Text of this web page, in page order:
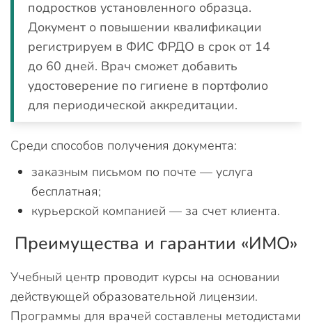
подростков установленного образца.
Документ о повышении квалификации
регистрируем в ФИС ФРДО в срок от 14
до 60 дней. Врач сможет добавить
удостоверение по гигиене в портфолио
для периодической аккредитации.
Среди способов получения документа:
заказным письмом по почте — услуга
бесплатная;
курьерской компанией — за счет клиента.
Преимущества и гарантии «ИМО»
Учебный центр проводит курсы на основании
действующей образовательной лицензии.
Программы для врачей составлены методистами